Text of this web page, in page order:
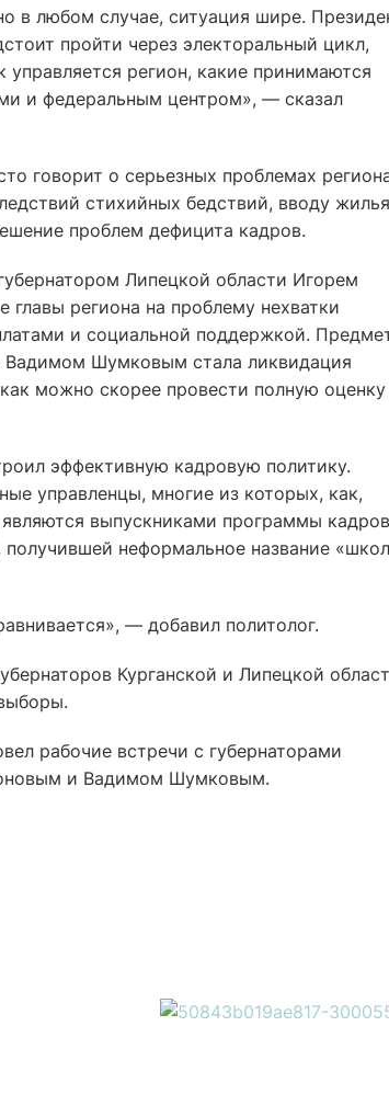
в любом случае, ситуация шире.
пройти через электоральный цикл,
управляется регион, какие принимаются
и федеральным центром», — сказал
говорит о серьезных проблемах
стихийных бедствий, вводу жилья
проблем дефицита кадров.
Липецкой области Игорем
региона на проблему нехватки
и социальной поддержкой.
Вадимом Шумковым стала ликвидация
можно скорее провести полную оценку
эффективную кадровую политику.
управленцы, многие из которых, как,
выпускниками программы
неформальное название
— добавил политолог.
Курганской и Липецкой
рабочие встречи с губернаторами
и Вадимом Шумковым.